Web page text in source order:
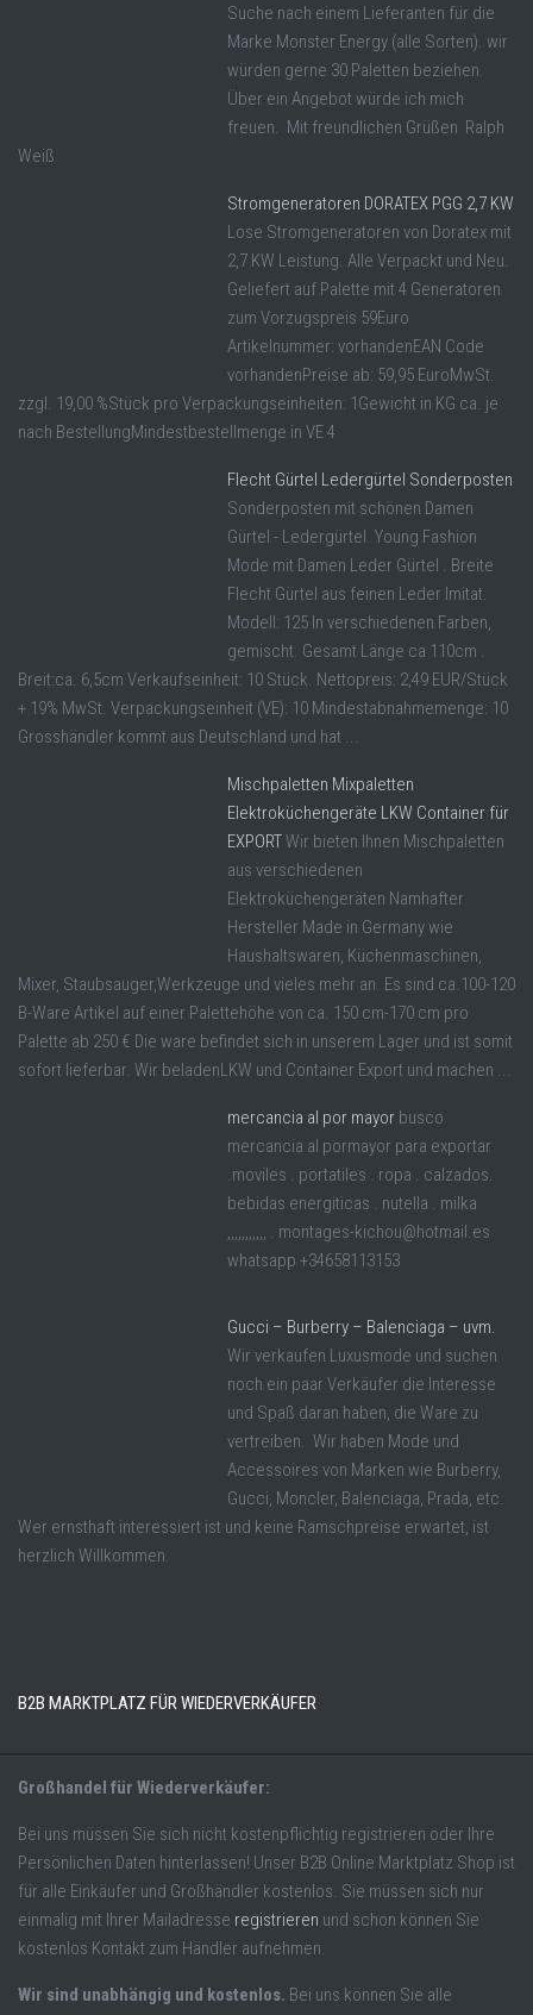
Suche nach einem Lieferanten für die
Marke Monster Energy (alle Sorten). wir
würden gerne 30 Paletten beziehen.
Über ein Angebot würde ich mich
freuen. Mit freundlichen Grüßen Ralph
Weiß
Stromgeneratoren DORATEX PGG 2,7 KW
Lose Stromgeneratoren von Doratex mit
2,7 KW Leistung. Alle Verpackt und Neu.
Geliefert auf Palette mit 4 Generatoren
zum Vorzugspreis 59Euro
Artikelnummer: vorhandenEAN Code
vorhandenPreise ab: 59,95 EuroMwSt.
zzgl. 19,00 %Stück pro Verpackungseinheiten: 1Gewicht in KG ca. je
nach BestellungMindestbestellmenge in VE 4
Flecht Gürtel Ledergürtel Sonderposten
Sonderposten mit schönen Damen
Gürtel - Ledergürtel. Young Fashion
Mode mit Damen Leder Gürtel . Breite
Flecht Gürtel aus feinen Leder Imitat.
Modell: 125 In verschiedenen Farben,
gemischt. Gesamt Länge ca 110cm .
Breit:ca. 6,5cm Verkaufseinheit: 10 Stück. Nettopreis: 2,49 EUR/Stück
+ 19% MwSt. Verpackungseinheit (VE): 10 Mindestabnahmemenge: 10
Grosshändler kommt aus Deutschland und hat ...
Mischpaletten Mixpaletten
Elektroküchengeräte LKW Container für
EXPORTWir bieten Ihnen Mischpaletten
aus verschiedenen
Elektroküchengeräten Namhafter
Hersteller Made in Germany wie
Haushaltswaren, Küchenmaschinen,
Mixer, Staubsauger,Werkzeuge und vieles mehr an. Es sind ca.100-120
B-Ware Artikel auf einer Palettehöhe von ca. 150 cm-170 cm pro
Palette ab 250 € Die ware befindet sich in unserem Lager und ist somit
sofort lieferbar. Wir beladenLKW und Container Export und machen ...
mercancia al por mayor busco
mercancia al pormayor para exportar
.moviles . portatiles . ropa . calzados.
bebidas energiticas . nutella . milka
,,,,,,,,,,, . montages-kichou@hotmail.es
whatsapp +34658113153
Gucci – Burberry – Balenciaga – uvm.
Wir verkaufen Luxusmode und suchen
noch ein paar Verkäufer die Interesse
und Spaß daran haben, die Ware zu
vertreiben. Wir haben Mode und
Accessoires von Marken wie Burberry,
Gucci, Moncler, Balenciaga, Prada, etc.
Wer ernsthaft interessiert ist und keine Ramschpreise erwartet, ist
herzlich Willkommen.
B2B MARKTPLATZ FÜR WIEDERVERKÄUFER
Großhandel für Wiederverkäufer:
Bei uns müssen Sie sich nicht kostenpflichtig registrieren oder Ihre
Persönlichen Daten hinterlassen! Unser B2B Online Marktplatz Shop ist
für alle Einkäufer und Großhändler kostenlos. Sie müssen sich nur
einmalig mit Ihrer Mailadresse registrieren und schon können Sie
kostenlos Kontakt zum Händler aufnehmen.
Wir sind unabhängig und kostenlos. Bei uns können Sie alle